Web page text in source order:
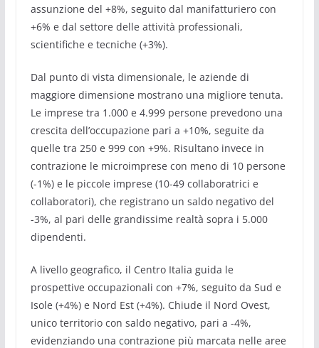
assunzione del +8%, seguito dal manifatturiero con
+6% e dal settore delle attività professionali,
scientifiche e tecniche (+3%).
Dal punto di vista dimensionale, le aziende di
maggiore dimensione mostrano una migliore tenuta.
Le imprese tra 1.000 e 4.999 persone prevedono una
crescita dell’occupazione pari a +10%, seguite da
quelle tra 250 e 999 con +9%. Risultano invece in
contrazione le microimprese con meno di 10 persone
(-1%) e le piccole imprese (10-49 collaboratrici e
collaboratori), che registrano un saldo negativo del
-3%, al pari delle grandissime realtà sopra i 5.000
dipendenti.
A livello geografico, il Centro Italia guida le
prospettive occupazionali con +7%, seguito da Sud e
Isole (+4%) e Nord Est (+4%). Chiude il Nord Ovest,
unico territorio con saldo negativo, pari a -4%,
evidenziando una contrazione più marcata nelle aree